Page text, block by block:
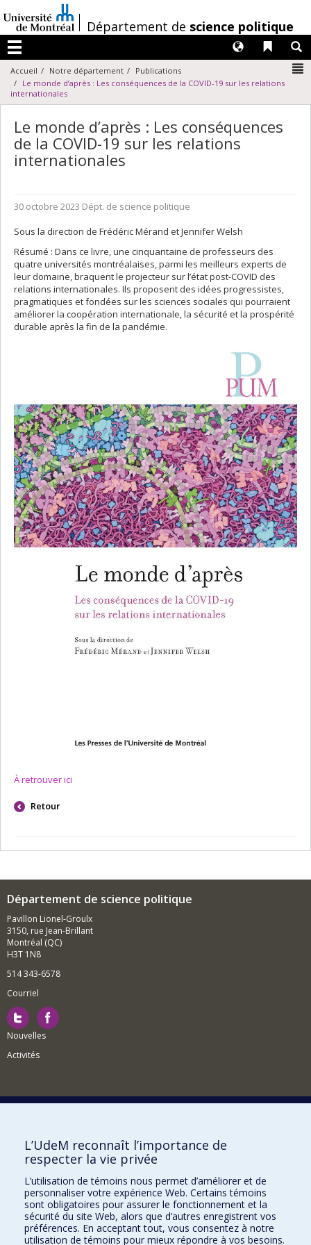
au
contenu
/Département de science politique
Menu
Liens
Langues
Accueil Notre département
Publications
Le monde d’après : Les conséquences de la COVID-19 sur les relations
internationales
Le monde d’après : Les conséquences
de la COVID-19 sur les relations
internationales
30 octobre 2023 Dépt. de science politique
Sous la direction de Frédéric Mérand et Jennifer Welsh
Résumé : Dans ce livre, une cinquantaine de professeurs des
quatre universités montréalaises, parmi les meilleurs experts de
leur domaine, braquent le projecteur sur l’état post-COVID des
relations internationales. Ils proposent des idées progressistes,
pragmatiques et fondées sur les sciences sociales qui pourraient
améliorer la coopération internationale, la sécurité et la prospérité
durable après la fin de la pandémie.
À retrouver ici
Retour
Département de science politique
Pavillon Lionel-Groulx
3150, rue Jean-Brillant
Montréal (QC)
H3T 1N8
514 343-6578
Courriel
Nouvelles
Activités
Comment soutenir le Département?
BESOIN D'AIDE?
Plan du site
Signaler une erreur
Accessibilité
L’UdeM reconnaît l’importance de
respecter la vie privée
L’utilisation de témoins nous permet d’améliorer et de
personnaliser votre expérience Web. Certains témoins
sont obligatoires pour assurer le fonctionnement et la
sécurité du site Web, alors que d’autres enregistrent vos
préférences. En acceptant tout, vous consentez à notre
utilisation de témoins pour mieux répondre à vos besoins.